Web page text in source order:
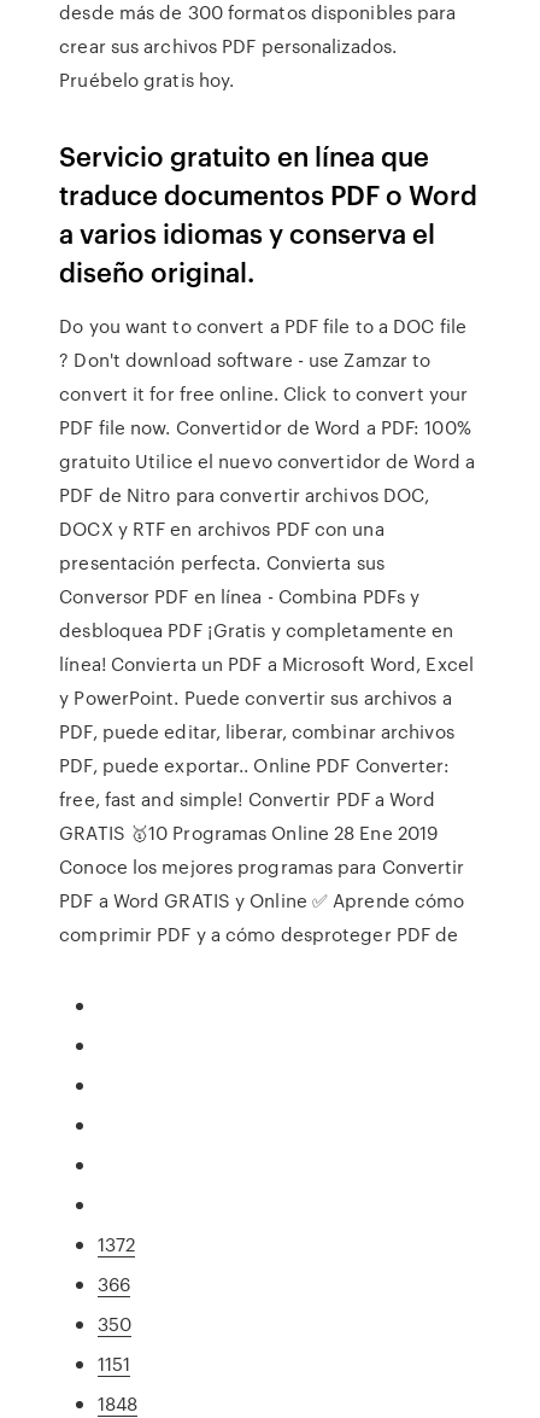
desde más de 300 formatos disponibles para
crear sus archivos PDF personalizados.
Pruébelo gratis hoy.
Servicio gratuito en línea que
traduce documentos PDF o Word
a varios idiomas y conserva el
diseño original.
Do you want to convert a PDF file to a DOC file
? Don't download software - use Zamzar to
convert it for free online. Click to convert your
PDF file now. Convertidor de Word a PDF: 100%
gratuito Utilice el nuevo convertidor de Word a
PDF de Nitro para convertir archivos DOC,
DOCX y RTF en archivos PDF con una
presentación perfecta. Convierta sus
Conversor PDF en línea - Combina PDFs y
desbloquea PDF ¡Gratis y completamente en
línea! Convierta un PDF a Microsoft Word, Excel
y PowerPoint. Puede convertir sus archivos a
PDF, puede editar, liberar, combinar archivos
PDF, puede exportar.. Online PDF Converter:
free, fast and simple! Convertir PDF a Word
GRATIS 🥇10 Programas Online 28 Ene 2019
Conoce los mejores programas para Convertir
PDF a Word GRATIS y Online ✅ Aprende cómo
comprimir PDF y a cómo desproteger PDF de
1372
366
350
1151
1848